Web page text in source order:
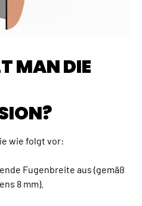
MAN DIE
wie folgt vor:
Fugenbreite aus (gemäß
8 mm).